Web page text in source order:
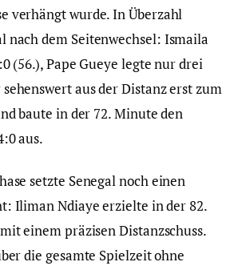
verhängt wurde. In Überzahl
nach dem Seitenwechsel: Ismaila
(56.), Pape Gueye legte nur drei
aus der Distanz erst zum
baute in der 72. Minute den
aus.
setzte Senegal noch einen
Iliman Ndiaye erzielte in der 82.
einem präzisen Distanzschuss.
die gesamte Spielzeit ohne